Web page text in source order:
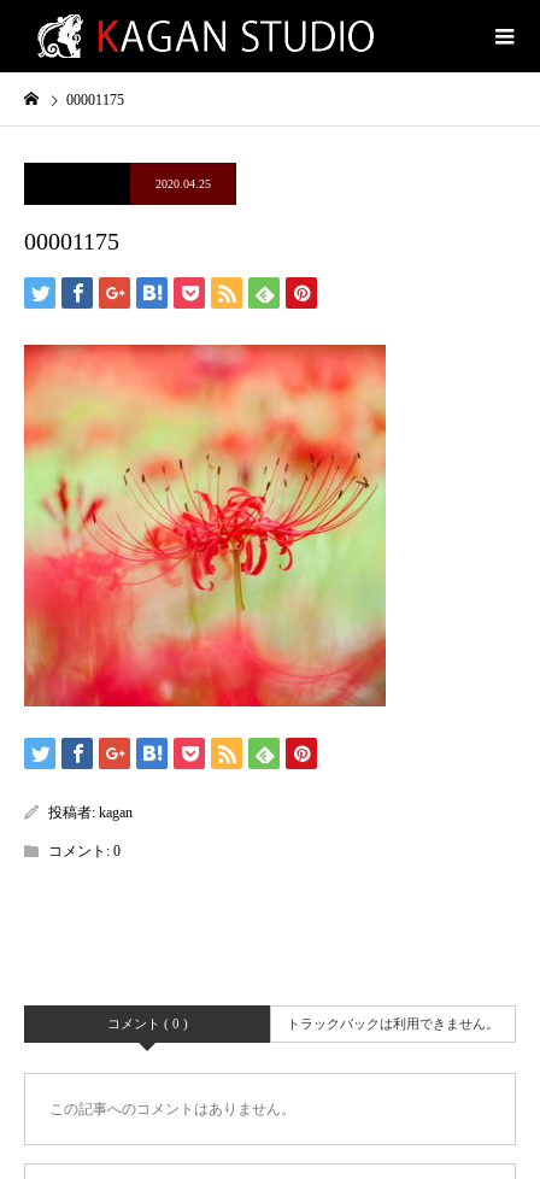
00001175
2020.04.25
00001175
投稿者: kagan
コメント: 0
コメント ( 0 ) トラックバックは利用できません。
この記事へのコメントはありません。